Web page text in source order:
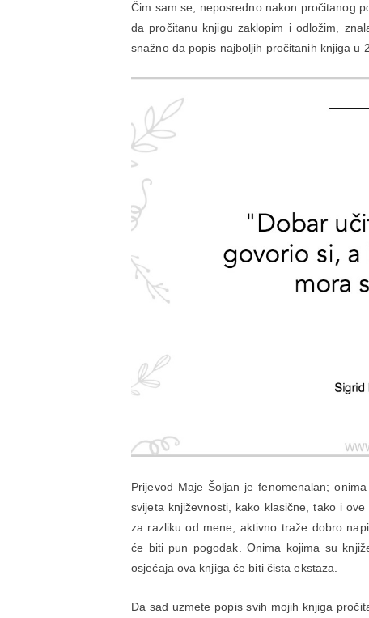
Čim sam se, neposredno nakon pročitanog
da pročitanu knjigu zaklopim i odložim,
snažno da popis najboljih pročitanih knjiga u
Prijevod Maje Šoljan je fenomenalan;
svijeta književnosti, kako klasične, tako i
za razliku od mene, aktivno traže dobro
će biti pun pogodak. Onima kojima su
osjećaja ova knjiga će biti čista ekstaza.
Da sad uzmete popis svih mojih knjiga